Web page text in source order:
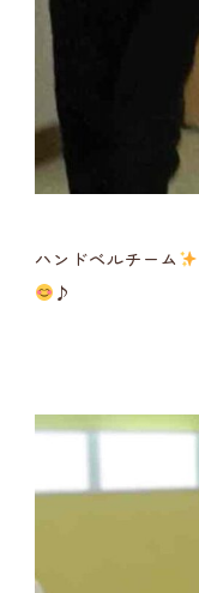
ハンドベルチーム
♪